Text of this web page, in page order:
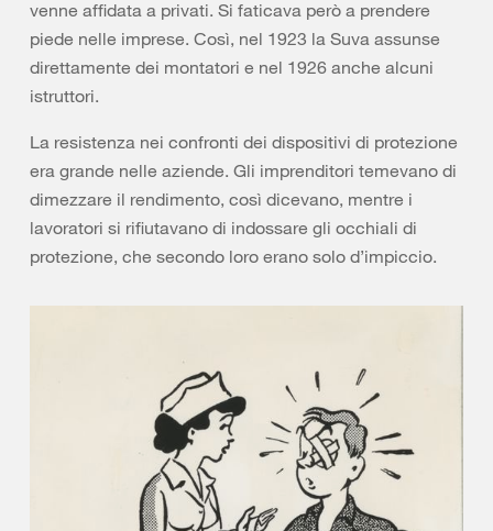
venne affidata a privati. Si faticava però a prendere
piede nelle imprese. Così, nel 1923 la Suva assunse
direttamente dei montatori e nel 1926 anche alcuni
istruttori.
La resistenza nei confronti dei dispositivi di protezione
era grande nelle aziende. Gli imprenditori temevano di
dimezzare il rendimento, così dicevano, mentre i
lavoratori si rifiutavano di indossare gli occhiali di
protezione, che secondo loro erano solo d’impiccio.